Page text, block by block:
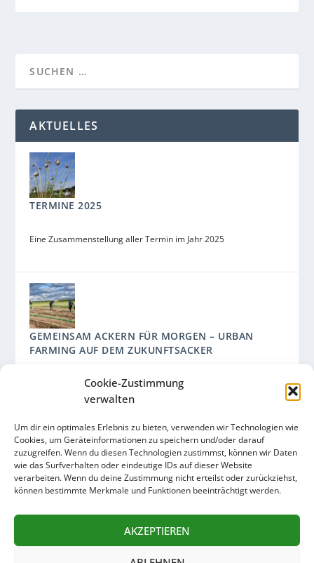
Cookie-Zustimmung
verwalten
Um dir ein optimales Erlebnis zu bieten, verwenden wir Technologien wie
Cookies, um Geräteinformationen zu speichern und/oder darauf
zuzugreifen. Wenn du diesen Technologien zustimmst, können wir Daten
wie das Surfverhalten oder eindeutige IDs auf dieser Website
verarbeiten. Wenn du deine Zustimmung nicht erteilst oder zurückziehst,
können bestimmte Merkmale und Funktionen beeinträchtigt werden.
AKZEPTIEREN
AKTUELLES
TERMINE 2025
Eine Zusammenstellung aller Termin im Jahr 2025
GEMEINSAM ACKERN FÜR MORGEN – URBAN
FARMING AUF DEM ZUKUNFTSACKER
Ein Kooperationsprojekt des Arche Bauernhofs und des
Umweltamts mit der Ackerpause, der Solawi und dem
UNTERSTÜTZT UNS